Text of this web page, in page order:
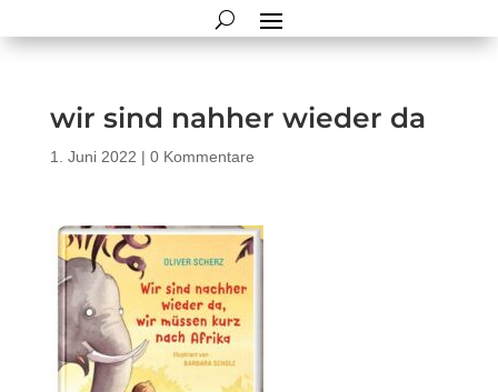
wir sind nahher wieder da
1. Juni 2022 | 0 Kommentare